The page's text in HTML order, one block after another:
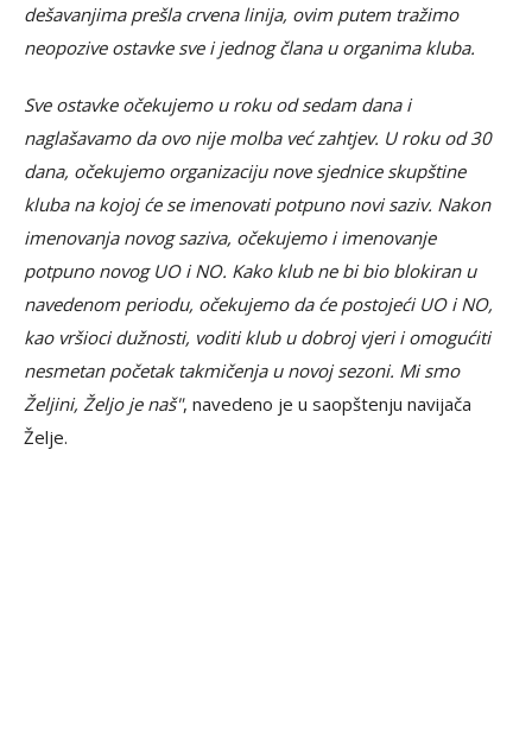
dešavanjima prešla crvena linija, ovim putem tražimo
neopozive ostavke sve i jednog člana u organima kluba.
Sve ostavke očekujemo u roku od sedam dana i
naglašavamo da ovo nije molba već zahtjev. U roku od 30
dana, očekujemo organizaciju nove sjednice skupštine
kluba na kojoj će se imenovati potpuno novi saziv. Nakon
imenovanja novog saziva, očekujemo i imenovanje
potpuno novog UO i NO. Kako klub ne bi bio blokiran u
navedenom periodu, očekujemo da će postojeći UO i NO,
kao vršioci dužnosti, voditi klub u dobroj vjeri i omogućiti
nesmetan početak takmičenja u novoj sezoni. Mi smo
Željini, Željo je naš", navedeno je u saopštenju navijača
Želje.